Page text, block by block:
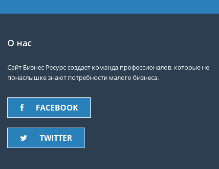
О нас
Сайт Бизнес Ресурс создает команда профессионалов, которые не
понаслышке знают потребности малого бизнеса.
FACEBOOK
TWITTER